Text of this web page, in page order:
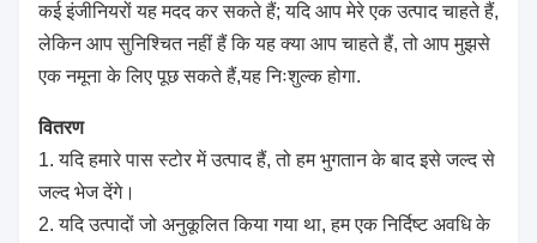
कई इंजीनियरों यह मदद कर सकते हैं; यदि आप मेरे एक उत्पाद चाहते हैं,
लेकिन आप सुनिश्चित नहीं हैं कि यह क्या आप चाहते हैं, तो आप मुझसे
एक नमूना के लिए पूछ सकते हैं,यह निःशुल्क होगा.
वितरण
1. यदि हमारे पास स्टोर में उत्पाद हैं, तो हम भुगतान के बाद इसे जल्द से
जल्द भेज देंगे।
2. यदि उत्पादों जो अनुकूलित किया गया था, हम एक निर्दिष्ट अवधि के